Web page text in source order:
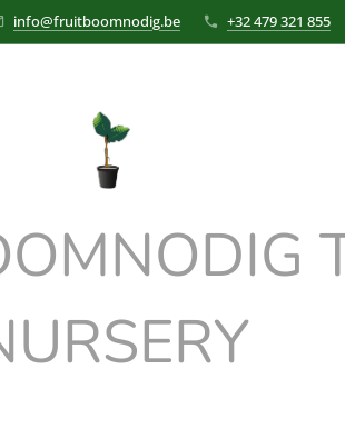
info@fruitboomnodig.be +32 479 321 855